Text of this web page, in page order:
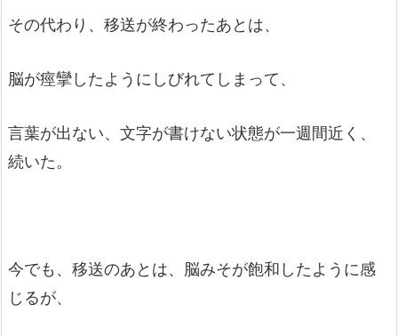
その代わり、移送が終わったあとは、
脳が痙攣したようにしびれてしまって、
言葉が出ない、文字が書けない状態が一週間近く、
続いた。
今でも、移送のあとは、脳みそが飽和したように感
じるが、